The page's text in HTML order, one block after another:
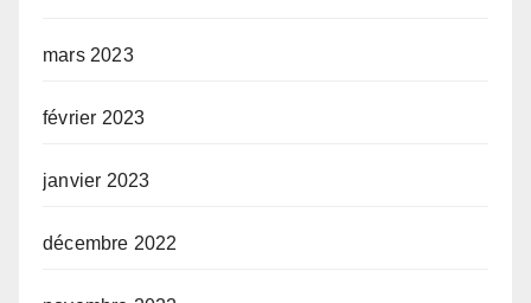
mars 2023
février 2023
janvier 2023
décembre 2022